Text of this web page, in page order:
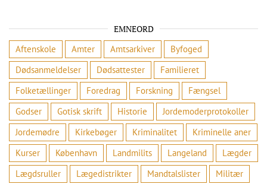
EMNEORD
Aftenskole
Amter Amtsarkiver
Byfoged
Dødsanmeldelser
Dødsattester
Familieret
Folketællinger
Foredrag Forskning
Fængsel
Godser
Gotisk skrift Historie
Jordemoderprotokoller
Jordemødre
Kirkebøger Kriminalitet
Kriminelle aner
Kurser
København Landmilits Langeland
Lægder
Lægdsruller
Lægedistrikter Mandtalslister
Militær